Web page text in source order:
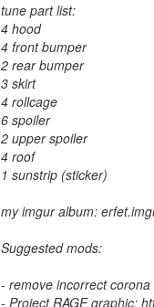
tune part list:
4 hood
4 front bumper
2 rear bumper
3 skirt
4 rollcage
6 spoiler
2 upper spoiler
4 roof
1 sunstrip (sticker)
my imgur album:
Suggested mods:
- remove incorrect
- Project RAGE graphic: